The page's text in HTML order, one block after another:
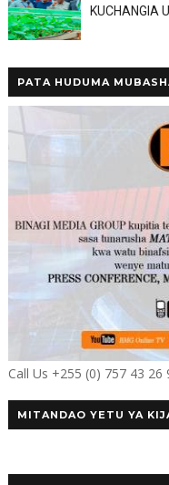
KUCHANGIA
PATA HUDUMA
Call Us +255 (0) 757 43 26
MITANDAO YETU YA